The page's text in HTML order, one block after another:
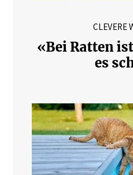
CLEVERE
«Bei Ratten
es